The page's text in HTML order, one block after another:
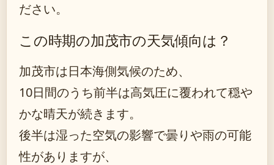
ださい。
この時期の加茂市の天気傾向は？
加茂市は日本海側気候のため、
10日間のうち前半は高気圧に覆われて穏や
かな晴天が続きます。
後半は湿った空気の影響で曇りや雨の可能
性がありますが、